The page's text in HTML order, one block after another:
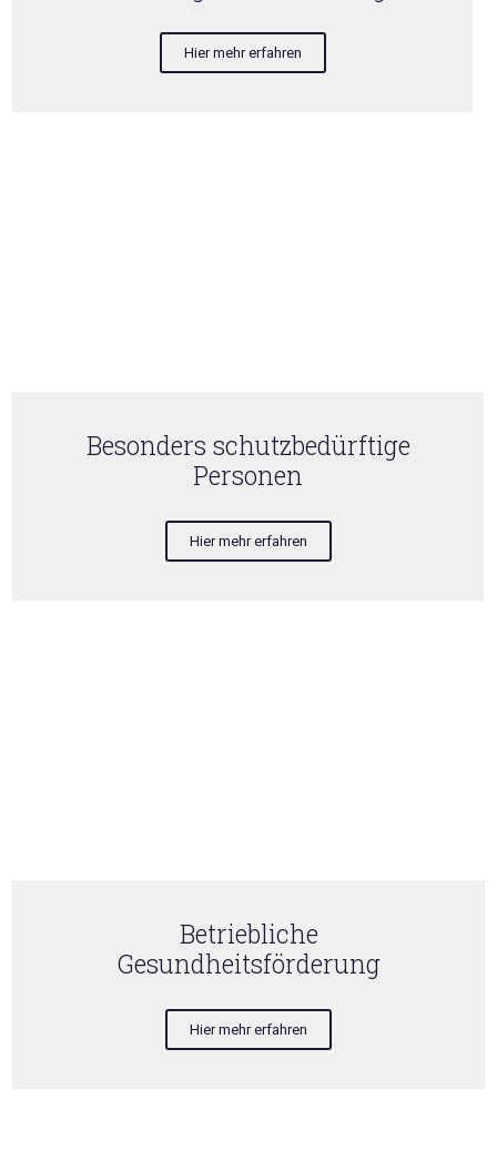
Hier mehr erfahren
Besonders schutzbedürftige
Personen
Hier mehr erfahren
Betriebliche
Gesundheitsförderung
Hier mehr erfahren